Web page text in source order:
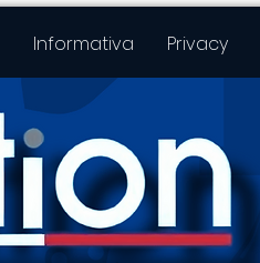
Informativa Privacy